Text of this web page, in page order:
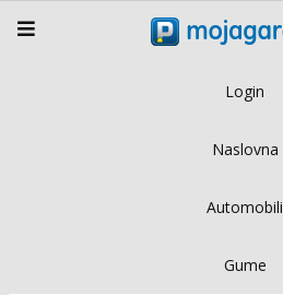
Login
Naslovna
Automobili
Gume